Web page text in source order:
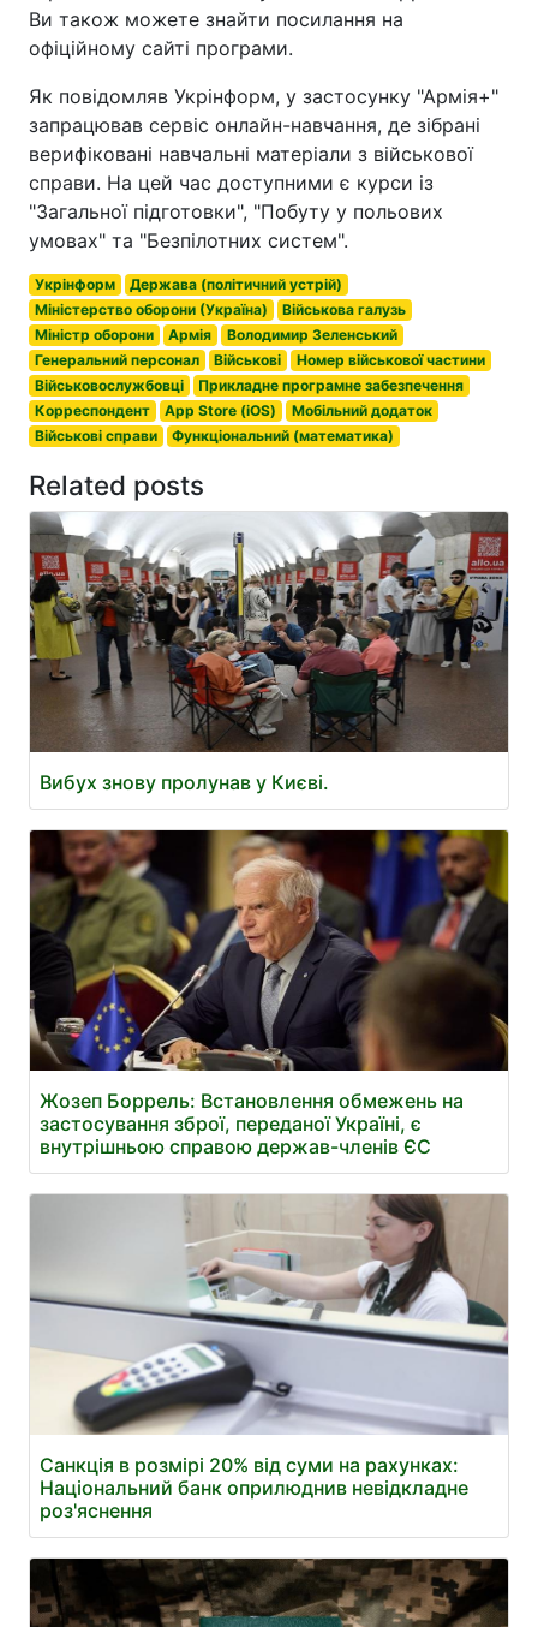
Ви також можете знайти посилання на
офіційному сайті програми.
Як повідомляв Укрінформ, у застосунку "Армія+"
запрацював сервіс онлайн-навчання, де зібрані
верифіковані навчальні матеріали з військової
справи. На цей час доступними є курси із
"Загальної підготовки", "Побуту у польових
умовах" та "Безпілотних систем".
Укрінформ
Держава (політичний устрій)
Міністерство оборони (Україна)
Військова галузь
Міністр оборони
Армія
Володимир Зеленський
Генеральний персонал
Військові
Номер військової частини
Військовослужбовці
Прикладне програмне забезпечення
Корреспондент
App Store (iOS)
Мобільний додаток
Військові справи
Функціональний (математика)
Related posts
Вибух знову пролунав у Києві.
Жозеп Боррель: Встановлення обмежень на
застосування зброї, переданої Україні, є
внутрішньою справою держав-членів ЄС
Санкція в розмірі 20% від суми на рахунках:
Національний банк оприлюднив невідкладне
роз'яснення